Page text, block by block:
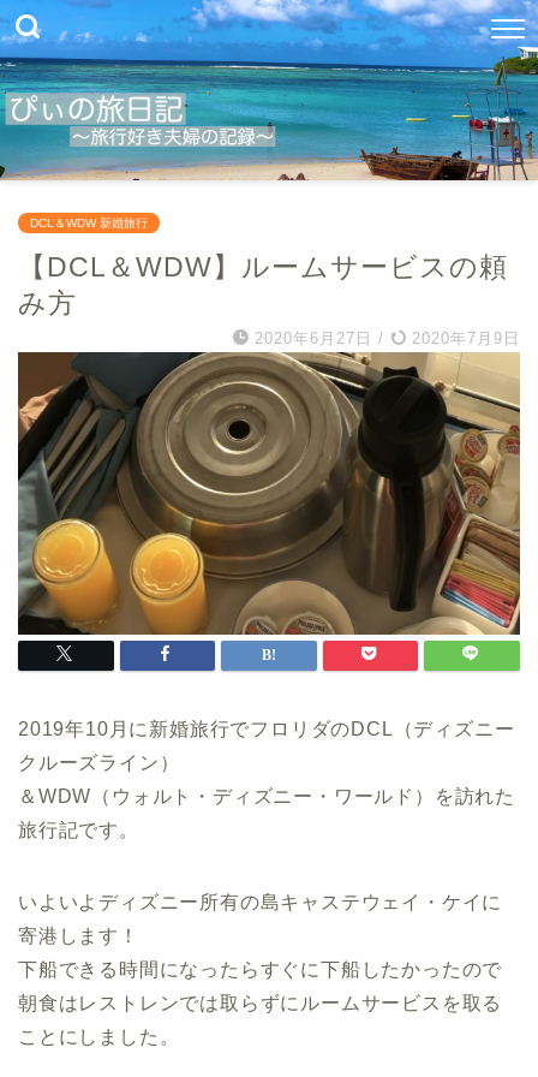
DCL＆WDW 新婚旅行
【DCL＆WDW】ルームサービスの頼
み方
2020年6月27日 / 2020年7月9日
2019年10月に新婚旅行でフロリダのDCL（ディズニー
クルーズライン）
＆WDW（ウォルト・ディズニー・ワールド）を訪れた
旅行記です。
いよいよディズニー所有の島キャステウェイ・ケイに
寄港します！
下船できる時間になったらすぐに下船したかったので
朝食はレストレンでは取らずにルームサービスを取る
ことにしました。